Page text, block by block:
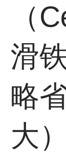
（
滑
略
大